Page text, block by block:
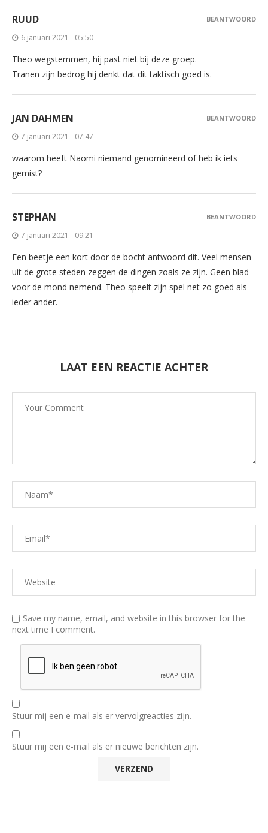
RUUD
6 januari 2021 - 05:50
Theo wegstemmen, hij past niet bij deze groep.
Tranen zijn bedrog hij denkt dat dit taktisch goed is.
BEANTWOORD
JAN DAHMEN
7 januari 2021 - 07:47
waarom heeft Naomi niemand genomineerd of heb ik iets
gemist?
BEANTWOORD
STEPHAN
7 januari 2021 - 09:21
Een beetje een kort door de bocht antwoord dit. Veel mensen
uit de grote steden zeggen de dingen zoals ze zijn. Geen blad
voor de mond nemend. Theo speelt zijn spel net zo goed als
ieder ander.
BEANTWOORD
LAAT EEN REACTIE ACHTER
Save my name, email, and website in this browser for the
next time I comment.
Stuur mij een e-mail als er vervolgreacties zijn.
Stuur mij een e-mail als er nieuwe berichten zijn.